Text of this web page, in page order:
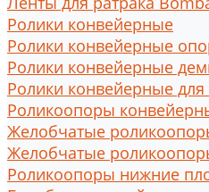
Ролики конвейерные
Ролики конвейерные
Ролики конвейерные
Ролики конвейерные для
Роликоопоры
Желобчатые
Желобчатые
Роликоопоры нижние